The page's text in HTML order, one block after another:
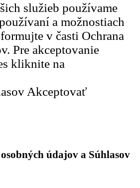
služieb používame
a možnostiach
v časti Ochrana
Pre akceptovanie
kliknite na
Akceptovať
údajov a Súhlasov